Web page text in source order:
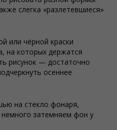
слегка «разлетевшиеся»
или чёрной краски
на которых держатся
рисунок — достаточно
осеннее
на стекло фонаря,
затемняем фон у